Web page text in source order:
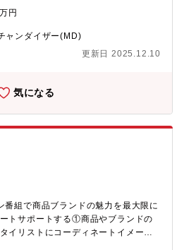
提案するとともに、その開発計画、
供方法、発売時期について決定する
ーンにはまねのできない独自のレジ横
ンならではのベンチャー的な仕事の
欠かせないポジションになります。
発ができる方を外部から募集してお
性に求められる雑貨全般。インテリ
チン用品等）のバイイング・オリジ
立案、紙面表現方針の決定・取引先
トレンド・顧客特性の調査・分析・
）をお任せします。業務ウェイト
果も踏まえ、商品開発に役立てて頂
の開発した商品がヒットし、流行を
員４名■シニア女性向け通販メディア
通販雑誌です。年間発行部数は、960
業以来、約726万人（*2）のお客さ
した。(*1)2019年度実績 (*2)2020年
円
ャンダイザー(MD)
更新日 2025.12.10
気になる
番組で商品ブランドの魅力を最大限に
トサポートする①商品やブランドの
イリストにコーディネートイメージ